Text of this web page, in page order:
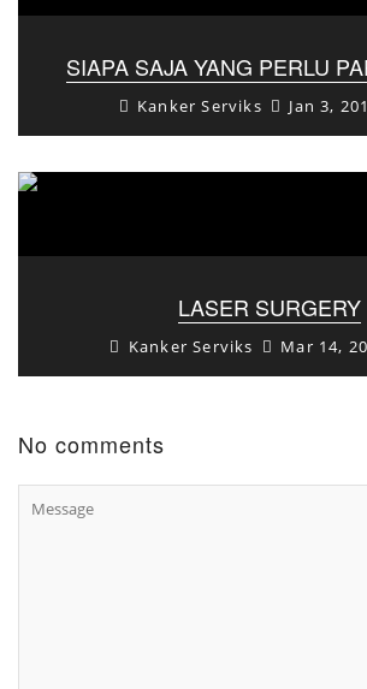
SIAPA SAJA YANG PERLU
Kanker Serviks Jan 3,
LASER SURGERY
Kanker Serviks Mar 14,
No comments